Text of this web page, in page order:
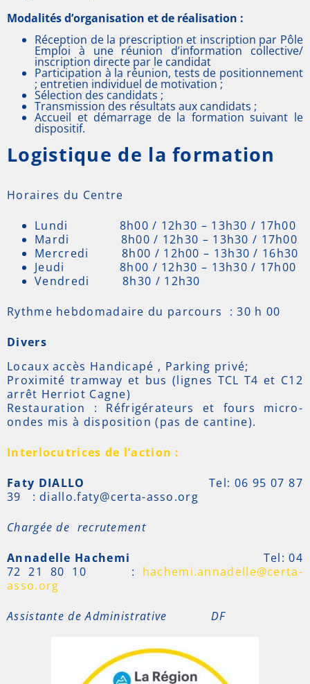
Modalités d’organisation et de réalisation :
Réception de la prescription et inscription par Pôle
Emploi à une réunion d’information collective/
inscription directe par le candidat
Participation à la réunion, tests de positionnement
; entretien individuel de motivation ;
Sélection des candidats ;
Transmission des résultats aux candidats ;
Accueil et démarrage de la formation suivant le
dispositif.
Logistique de la formation
Horaires du Centre
Lundi 8h00 / 12h30 – 13h30 / 17h00
Mardi 8h00 / 12h30 – 13h30 / 17h00
Mercredi 8h00 / 12h00 – 13h30 / 16h30
Jeudi 8h00 / 12h30 – 13h30 / 17h00
Vendredi 8h30 / 12h30
Rythme hebdomadaire du parcours : 30 h 00
Divers
Locaux accès Handicapé , Parking privé;
Proximité tramway et bus (lignes TCL T4 et C12
arrêt Herriot Cagne)
Restauration : Réfrigérateurs et fours micro-
ondes mis à disposition (pas de cantine).
Interlocutrices de l’action :
Faty DIALLO
Tel: 06 95 07 87
39 : diallo.faty@certa-asso.org
Chargée de recrutement
Annadelle Hachemi Tel: 04
72 21 80 10 : hachemi.annadelle@certa-
asso.org
Assistante de Administrative DF